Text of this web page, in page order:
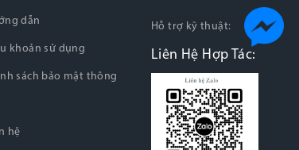
dẫn
khoản sử dụng
sách bảo mật thông
hệ
Hỗ trợ kỹ thuật:
Liên Hệ Hợp Tác: